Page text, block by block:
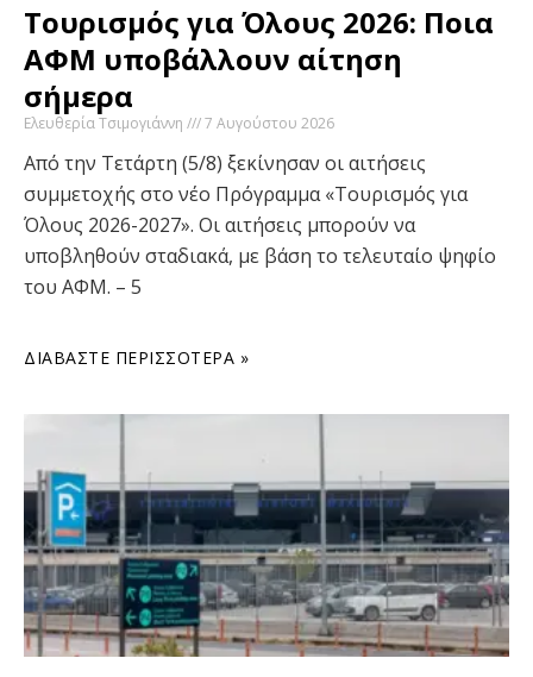
Τουρισμός για Όλους 2026: Ποια
ΑΦΜ υποβάλλουν αίτηση
σήμερα
Ελευθερία Τσιμογιάννη 7 Αυγούστου 2026
Από την Τετάρτη (5/8) ξεκίνησαν οι αιτήσεις
συμμετοχής στο νέο Πρόγραμμα «Τουρισμός για
Όλους 2026-2027». Οι αιτήσεις μπορούν να
υποβληθούν σταδιακά, με βάση το τελευταίο ψηφίο
του ΑΦΜ. – 5
ΔΙΑΒΆΣΤΕ ΠΕΡΙΣΣΌΤΕΡΑ »